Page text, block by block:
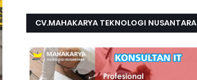
CV.MAHAKARYA TEKNOLOGI NUSANTARA